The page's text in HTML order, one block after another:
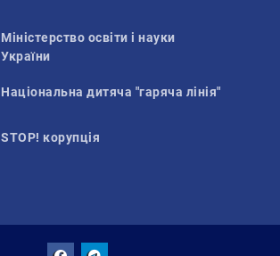
Міністерство освіти і науки
України
Національна дитяча "гаряча лінія"
STOP! корупція